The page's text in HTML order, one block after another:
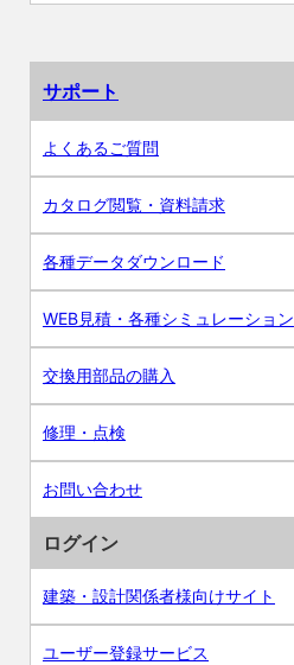
サポート
よくあるご質問
カタログ閲覧・資料請求
各種データダウンロード
WEB見積・各種シミュレーション
交換用部品の購入
修理・点検
お問い合わせ
ログイン
建築・設計関係者様向けサイト
ユーザー登録サービス